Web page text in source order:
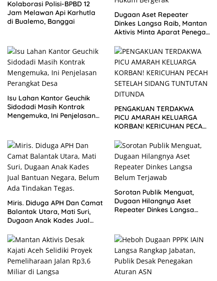
Kolaborasi Polisi-BPBD 12
Jam Melawan Api Karhutla
di Bualemo, Banggai
Dugaan Aset Repeater
Dinkes Langsa Raib, Mantan
Aktivis Minta Aparat Penegak
Isu Lahan Kantor Geuchik
Sidodadi Masih Kontrak
Mengemuka, Ini Penjelasan
PENGAKUAN TERDAKWA
PICU AMARAH KELUARGA
KORBAN! KERICUHAN PECAH
DITUNDA
Miris. Diduga APH Dan Camat
Balantak Utara, Mati Suri,
Dugaan Anak Kades Jual
Sorotan Publik Menguat,
Dugaan Hilangnya Aset
Repeater Dinkes Langsa